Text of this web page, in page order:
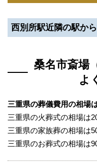
西別所駅近隣の駅か
桑名市斎場
よ
三重県の葬儀費用の相場
三重県の火葬式の相場は
三重県の家族葬の相場は
三重県のお葬式の相場は